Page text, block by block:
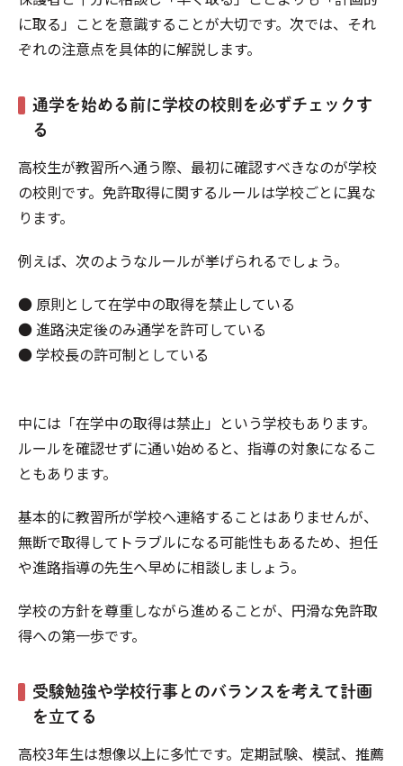
に取る」ことを意識することが大切です。次では、それ
ぞれの注意点を具体的に解説します。
通学を始める前に学校の校則を必ずチェックす
る
高校生が教習所へ通う際、最初に確認すべきなのが学校
の校則です。免許取得に関するルールは学校ごとに異な
ります。
例えば、次のようなルールが挙げられるでしょう。
● 原則として在学中の取得を禁止している
● 進路決定後のみ通学を許可している
● 学校長の許可制としている
中には「在学中の取得は禁止」という学校もあります。
ルールを確認せずに通い始めると、指導の対象になるこ
ともあります。
基本的に教習所が学校へ連絡することはありませんが、
無断で取得してトラブルになる可能性もあるため、担任
や進路指導の先生へ早めに相談しましょう。
学校の方針を尊重しながら進めることが、円滑な免許取
得への第一歩です。
受験勉強や学校行事とのバランスを考えて計画
を立てる
高校3年生は想像以上に多忙です。定期試験、模試、推薦